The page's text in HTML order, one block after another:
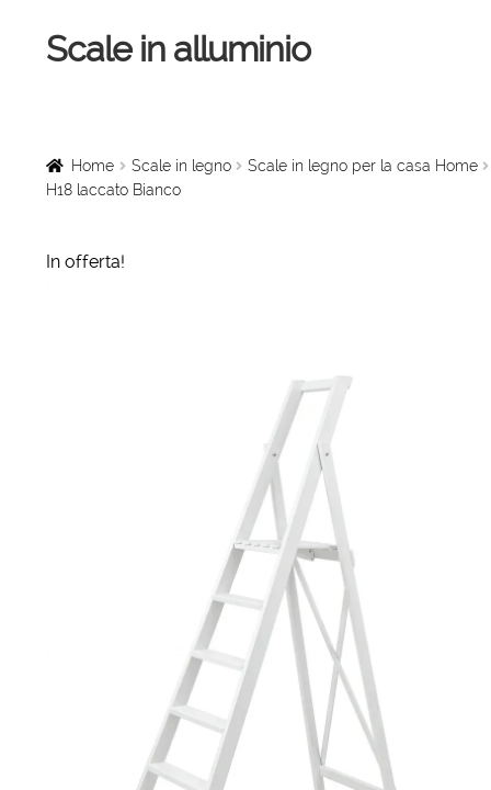
Vai
alla
Vai
al
Scale in alluminio
Scale a chiocciola
Parapetti Ringhiere Balaustre in acciaio e alluminio
Cerniere freni per porte
Home Scale in legno
Scale in legno per la casa Home
H18 laccato Bianco
In offerta!